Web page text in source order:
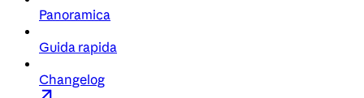
Panoramica
Guida rapida
Changelog